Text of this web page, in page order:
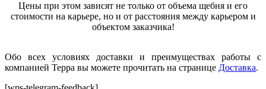
Цены при этом зависят не только от объема щебня и его
стоимости на карьере, но и от расстояния между карьером и
объектом заказчика!
Обо всех условиях доставки и преимуществах работы с
компанией Терра вы можете прочитать на странице Доставка.